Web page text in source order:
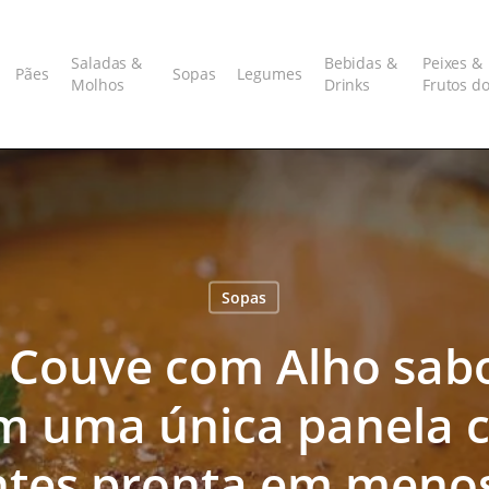
Pães
Saladas &
Molhos
Sopas Legumes
Bebidas &
Drinks
Peixes &
Frutos
Sopas
Couve com Alho
uma única panela